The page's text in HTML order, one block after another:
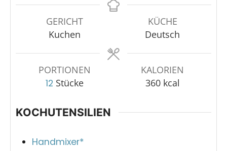
GERICHT
Kuchen
KÜCHE
Deutsch
PORTIONEN
12 Stücke
KALORIEN
360 kcal
KOCHUTENSILIEN
Handmixer*